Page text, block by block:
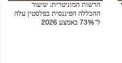
הרשות המוניטרית: שיעור
ההכללה הפיננסית בפלסטין עלה
ל־73% באמצע 2026